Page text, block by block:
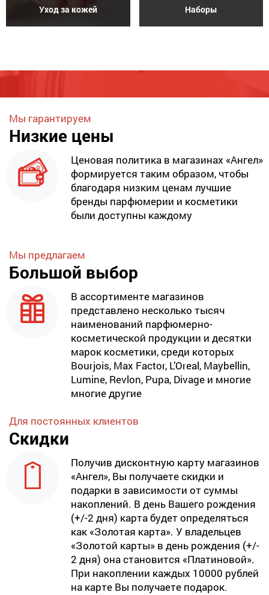
Уход за кожей Наборы
Мы гарантируем
Низкие цены
Ценовая политика в магазинах «Ангел»
формируется таким образом, чтобы
благодаря низким ценам лучшие
бренды парфюмерии и косметики
были доступны каждому
Мы предлагаем
Большой выбор
В ассортименте магазинов
представлено несколько тысяч
наименований парфюмерно-
косметической продукции и десятки
марок косметики, среди которых
Bourjois, Max Factor, L’Oreal, Maybellin,
Lumine, Revlon, Pupa, Divage и многие
многие другие
Для постоянных клиентов
Скидки
Получив дисконтную карту магазинов
«Ангел», Вы получаете скидки и
подарки в зависимости от суммы
накоплений. В день Вашего рождения
(+/-2 дня) карта будет определяться
как «Золотая карта». У владельцев
«Золотой карты» в день рождения (+/-
2 дня) она становится «Платиновой».
При накоплении каждых 10000 рублей
на карте Вы получаете подарок.